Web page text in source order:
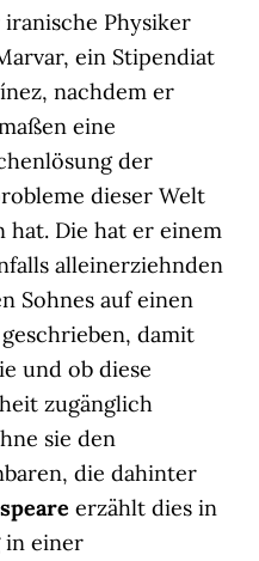
Physiker
ein Stipendiat
nachdem er
eine
der
dieser Welt
hat. Die hat er einem
alleinerziehnden
Sohnes auf einen
damit
und ob diese
zugänglich
sie den
die dahinter
erzählt dies in
in einer